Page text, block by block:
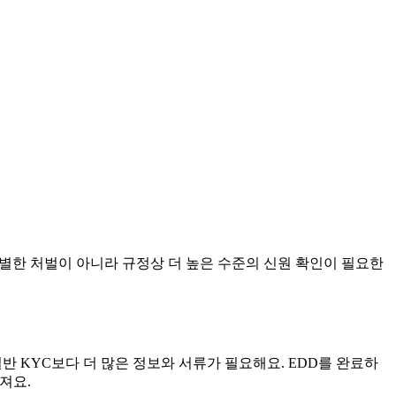
한 처벌이 아니라 규정상 더 높은 수준의 신원 확인이 필요한
KYC보다 더 많은 정보와 서류가 필요해요. EDD를 완료하
요.